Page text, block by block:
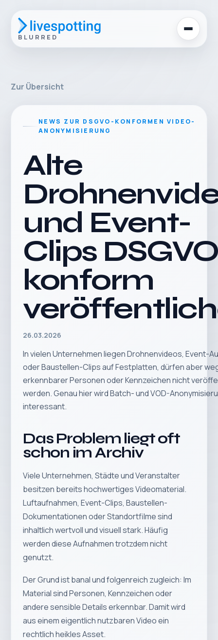
BLURRED
Zur Übersicht
NEWS ZUR DSGVO-KONFORMEN VIDEO-
ANONYMISIERUNG
Alte
und Event-
Clips
konform
26.03.2026
In vielen Unternehmen liegen Drohnenvideos, Event-
oder Baustellen-Clips auf Festplatten, dürfen aber
erkennbarer Personen oder Kennzeichen nicht
werden. Genau hier wird Batch- und VOD-
interessant.
Das Problem liegt oft
schon im Archiv
Viele Unternehmen, Städte und Veranstalter
besitzen bereits hochwertiges Videomaterial.
Luftaufnahmen, Event-Clips, Baustellen-
Dokumentationen oder Standortfilme sind
inhaltlich wertvoll und visuell stark. Häufig
werden diese Aufnahmen trotzdem nicht
genutzt.
Der Grund ist banal und folgenreich zugleich: Im
Material sind Personen, Kennzeichen oder
andere sensible Details erkennbar. Damit wird
aus einem eigentlich nutzbaren Video ein
rechtlich heikles Asset.